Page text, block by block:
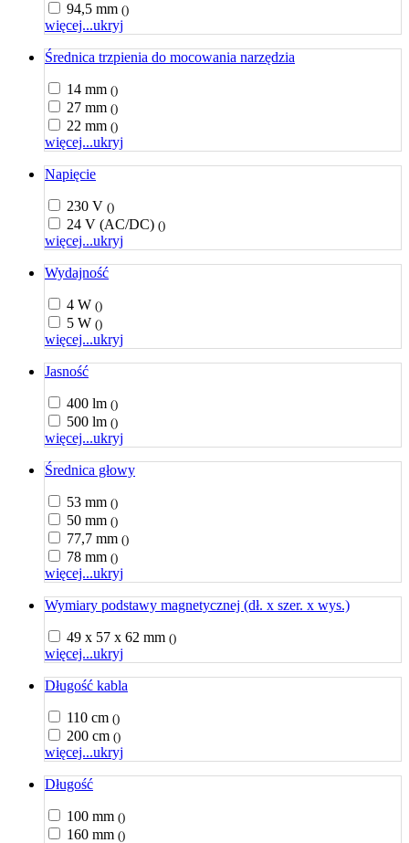
94,5 mm ()
więcej...ukryj
Średnica trzpienia do mocowania narzędzia
14 mm ()
27 mm ()
22 mm ()
więcej...ukryj
Napięcie
230 V ()
24 V (AC/DC) ()
więcej...ukryj
Wydajność
4 W ()
5 W ()
więcej...ukryj
Jasność
400 lm ()
500 lm ()
więcej...ukryj
Średnica głowy
53 mm ()
50 mm ()
77,7 mm ()
78 mm ()
więcej...ukryj
Wymiary podstawy magnetycznej (dł. x szer. x wys.)
49 x 57 x 62 mm ()
więcej...ukryj
Długość kabla
110 cm ()
200 cm ()
więcej...ukryj
Długość
100 mm ()
160 mm ()